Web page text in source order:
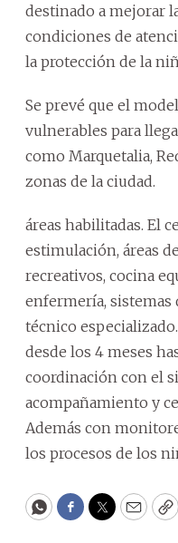
destinado a mejorar
condiciones de
la protección de la
Se prevé que el
vulnerables para
como Marquetalia,
zonas de la ciudad.
áreas habilitadas. El
estimulación, áreas
recreativos, cocina
enfermería, sistemas
técnico
desde los 4 meses
coordinación con el
acompañamiento y
Además con
los procesos de los
WhatsApp
Facebook
Twitter
Email